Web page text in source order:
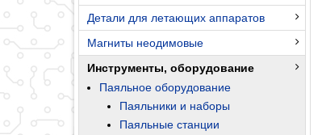
Детали для летающих аппаратов
Магниты неодимовые
Инструменты, оборудование
Паяльное оборудование
Паяльники и наборы
Паяльные станции